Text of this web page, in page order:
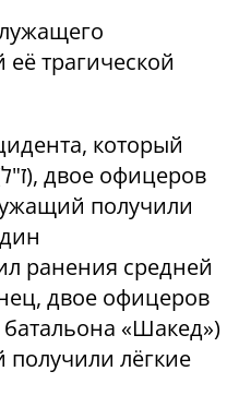
трагической
который
(ז"ל), двое офицеров
получили
ранения средней
двое офицеров
«Шакед»)
лёгкие